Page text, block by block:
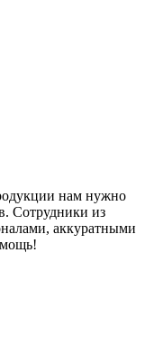
нам нужно
Сотрудники из
аккуратными